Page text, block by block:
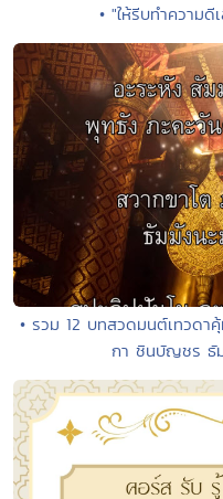
• "ให้รีบทำความ
• รวม 12 บทสวดมนต์เทวดา
กา ชินบัญชร ธั